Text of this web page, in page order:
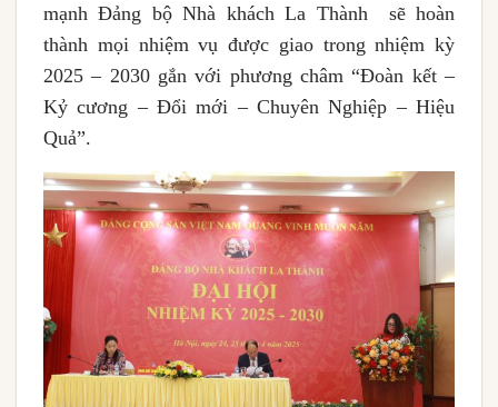
mạnh Đảng bộ Nhà khách La Thành sẽ hoàn
thành mọi nhiệm vụ được giao trong nhiệm kỳ
2025 – 2030 gắn với phương châm “Đoàn kết –
Kỷ cương – Đổi mới – Chuyên Nghiệp – Hiệu
Quả”.